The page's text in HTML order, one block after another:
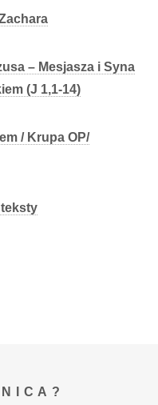
– Mesjasza i Syna
(J 1,1-14)
/ Krupa OP/
teksty